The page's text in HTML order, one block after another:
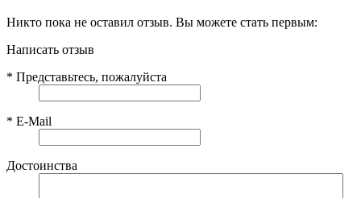
Никто пока не оставил отзыв. Вы можете стать первым:
Написать отзыв
* Представьтесь, пожалуйста
* E-Mail
Достоинства